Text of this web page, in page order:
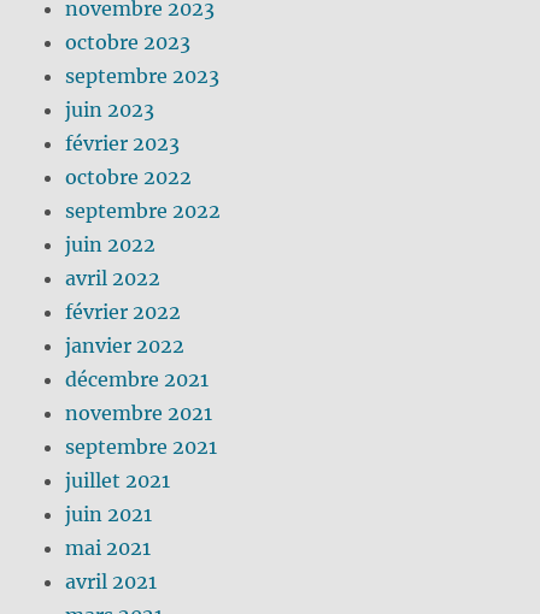
novembre 2023
octobre 2023
septembre 2023
juin 2023
février 2023
octobre 2022
septembre 2022
juin 2022
avril 2022
février 2022
janvier 2022
décembre 2021
novembre 2021
septembre 2021
juillet 2021
juin 2021
mai 2021
avril 2021